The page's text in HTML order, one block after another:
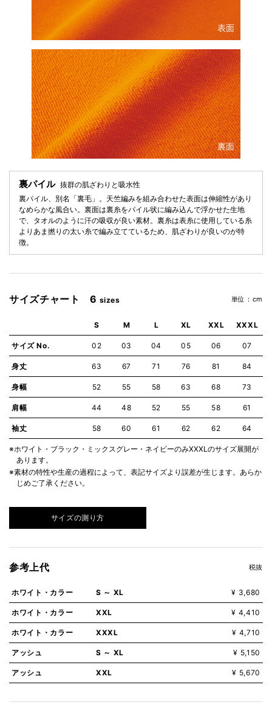
表面
裏面
裏パイル 抜群の肌ざわりと吸水性
裏パイル、別名「裏毛」。天竺編みを組み合わせた表面は伸縮性があり
なめらかな風合い。裏面は裏糸をパイル状に編み込んで浮かせた生地
で、タオルのように汗の吸収が良い素材。裏糸は表糸に使用している糸
よりあま撚りの太い糸で編み立てているため、肌ざわりが良いのが特
徴。
サイズチャート 6 sizes 単位：cm
S M L XL XXL XXXL
サイズ No. 02 03 04 05 06 07
身丈 63 67 71 76 81 84
身幅 52 55 58 63 68 73
肩幅 44 48 52 55 58 61
袖丈 58 60 61 62 62 64
※ホワイト・ブラック・ミックスグレー・ネイビーのみXXXLのサイズ展開が
あります。
※素材の特性や生産の過程によって、表記サイズより誤差が生じます。あらか
じめご了承ください。
サイズの測り方
参考上代 税抜
ホワイト・カラー S ～ XL ¥ 3,680
ホワイト・カラー XXL ¥ 4,410
ホワイト・カラー XXXL ¥ 4,710
アッシュ S ～ XL ¥ 5,150
アッシュ XXL ¥ 5,670